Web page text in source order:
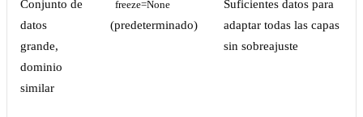
Conjunto de
datos
grande,
dominio
similar
freeze=None
(predeterminado)
Suficientes datos para
adaptar todas las capas
sin sobreajuste